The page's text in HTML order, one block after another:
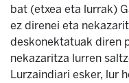
bat (etxea eta lurrak)
ez direnei eta
deskonektatuak diren
nekazaritza lurren
Lurzaindiari esker, lur